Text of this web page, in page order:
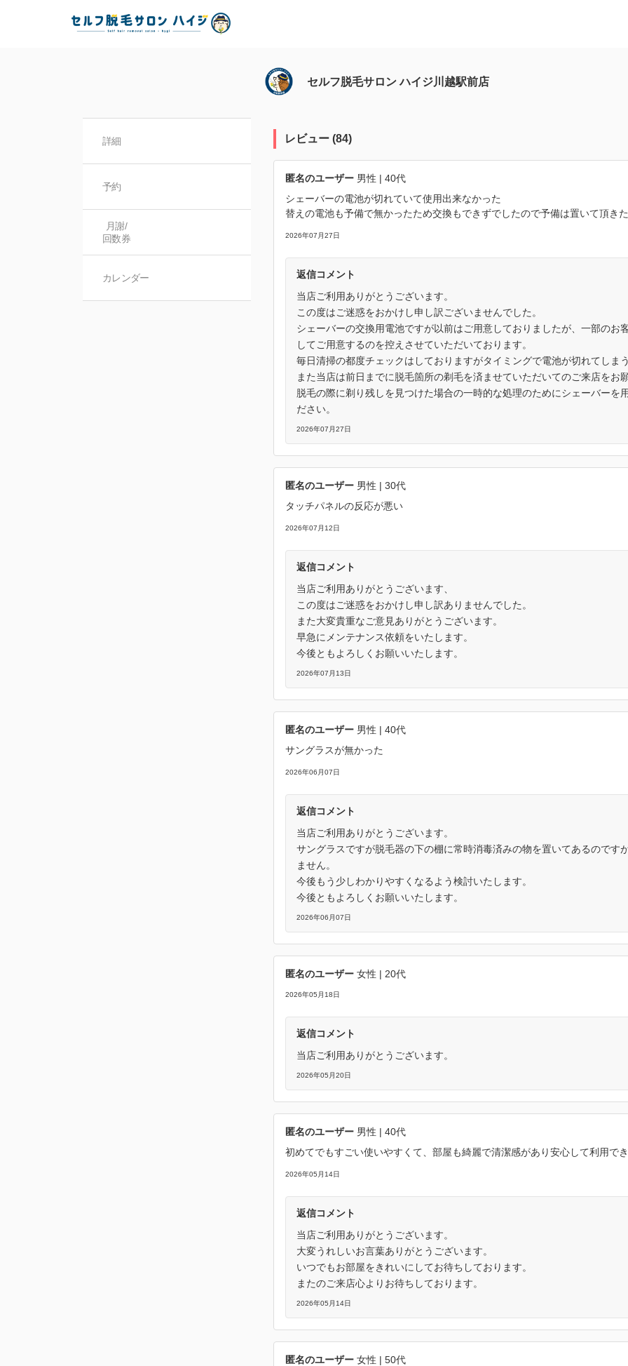
セルフ脱毛サロン ハイジ川越駅前店
詳細
予約
月謝/
回数券
カレンダー
レビュー (84)
匿名のユーザー 男性 | 40代
シェーバーの電池が切れていて使用出来なかった
替えの電池も予備で無かったため交換もできずでしたので予備は置いて頂き
2026年07月27日
返信コメント
当店ご利用ありがとうございます。
この度はご迷惑をおかけし申し訳ございませんでした。
シェーバーの交換用電池ですが以前はご用意しておりましたが、一部のお
してご用意するのを控えさせていただいております。
毎日清掃の都度チェックはしておりますがタイミングで電池が切れてしま
また当店は前日までに脱毛箇所の剃毛を済ませていただいてのご来店をお
脱毛の際に剃り残しを見つけた場合の一時的な処理のためにシェーバーを
ださい。
2026年07月27日
匿名のユーザー 男性 | 30代
タッチパネルの反応が悪い
2026年07月12日
返信コメント
当店ご利用ありがとうございます、
この度はご迷惑をおかけし申し訳ありませんでした。
また大変貴重なご意見ありがとうございます。
早急にメンテナンス依頼をいたします。
今後ともよろしくお願いいたします。
2026年07月13日
匿名のユーザー 男性 | 40代
サングラスが無かった
2026年06月07日
返信コメント
当店ご利用ありがとうございます。
サングラスですが脱毛器の下の棚に常時消毒済みの物を置いてあるのです
ません。
今後もう少しわかりやすくなるよう検討いたします。
今後ともよろしくお願いいたします。
2026年06月07日
匿名のユーザー 女性 | 20代
2026年05月18日
返信コメント
当店ご利用ありがとうございます。
2026年05月20日
匿名のユーザー 男性 | 40代
初めてでもすごい使いやすくて、部屋も綺麗で清潔感があり安心して利用で
2026年05月14日
返信コメント
当店ご利用ありがとうございます。
大変うれしいお言葉ありがとうございます。
いつでもお部屋をきれいにしてお待ちしております。
またのご来店心よりお待ちしております。
2026年05月14日
匿名のユーザー 女性 | 50代